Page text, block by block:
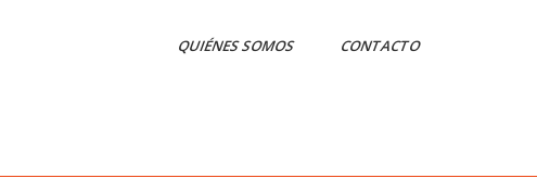
QUIÉNES SOMOS CONTACTO